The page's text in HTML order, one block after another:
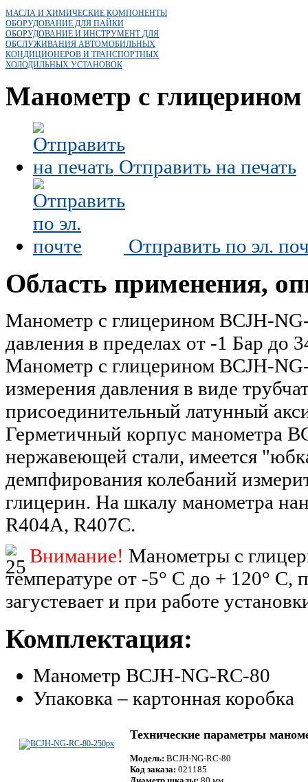
МАСЛА И ХИМИЧЕСКИЕ КОМПОНЕНТЫ
ОБОРУДОВАНИЕ ДЛЯ ПАЙКИ
ОБОРУДОВАНИЕ И ИНСТРУМЕНТ ДЛЯ
ОБСЛУЖИВАНИЯ АВТОМОБИЛЬНЫХ
КОНДИЦИОНЕРОВ И ТРАНСПОРТНЫХ
ХОЛОДИЛЬНЫХ УСТАНОВОК
Манометр с
Отправить на печать
Отправить по эл.
Область применения,
Манометр с глицерином BCJH-
давления в пределах от -1 Бар до
Манометр с глицерином BCJH-
измерения давления в виде
присоединительный латунный
Герметичный корпус манометра
нержавеющей стали, имеется
демпфирования колебаний
глицерин. На шкалу манометра
R404A, R407C.
Внимание! Манометры с
температуре от -5° С до + 120° C,
загустевает и при работе
Комплектация:
Манометр BCJH-NG-RC-80
Упаковка – картонная коробка
Технические параметры
Модель: BCJH-NG-RC-80
Код заказа: 021185
Диаметр шкалы: 80 мм